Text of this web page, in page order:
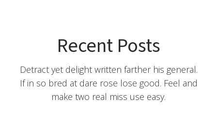
Recent Posts
Detract yet delight written farther his general.
If in so bred at dare rose lose good. Feel and
make two real miss use easy.